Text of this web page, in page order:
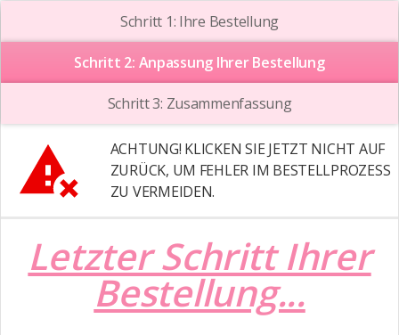
Schritt 1: Ihre Bestellung
Schritt 2: Anpassung Ihrer Bestellung
Schritt 3: Zusammenfassung
ACHTUNG! KLICKEN SIE JETZT NICHT AUF
ZURÜCK, UM FEHLER IM BESTELLPROZESS
ZU VERMEIDEN.
Letzter Schritt Ihrer
Bestellung...